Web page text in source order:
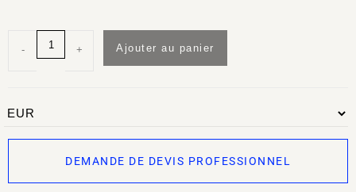
- + Ajouter au panier
DEMANDE DE DEVIS PROFESSIONNEL